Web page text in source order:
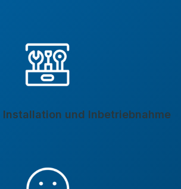
und Inbetriebnahme